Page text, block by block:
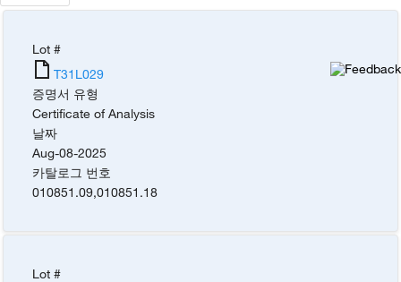
Lot #
T31L029
증명서 유형
Certificate of Analysis
날짜
Aug-08-2025
카탈로그 번호
010851.09,010851.18
Lot #